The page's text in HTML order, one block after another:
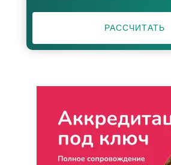
РАССЧИТАТЬ